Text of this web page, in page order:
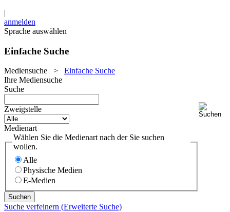
|
anmelden
Sprache auswählen
Einfache Suche
Mediensuche > Einfache Suche
Ihre Mediensuche
Suche
Zweigstelle
Medienart
Wählen Sie die Medienart nach der Sie suchen
wollen.
Alle
Physische Medien
E-Medien
Suche verfeinern (Erweiterte Suche)